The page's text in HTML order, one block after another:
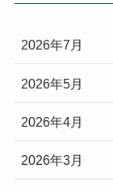
2026年7月
2026年5月
2026年4月
2026年3月